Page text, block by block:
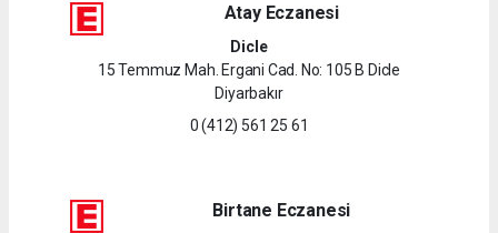
Atay Eczanesi
Dicle
15 Temmuz Mah. Ergani Cad. No: 105 B Dicle
Diyarbakır
0 (412) 561 25 61
Birtane Eczanesi